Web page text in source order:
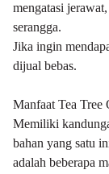
mengatasi
serangga.
Jika ingin
dijual bebas.
Manfaat Tea Tree
Memiliki
bahan yang satu
adalah beberapa